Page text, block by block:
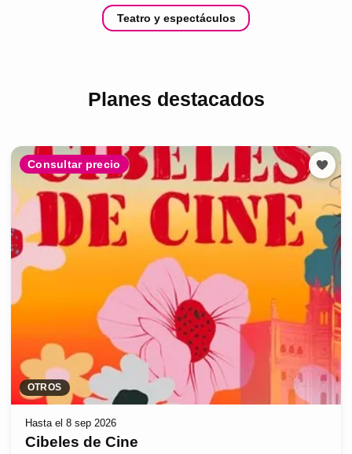
Teatro y espectáculos
Planes destacados
Consultar precio
OTROS
Hasta el 8 sep 2026
Cibeles de Cine